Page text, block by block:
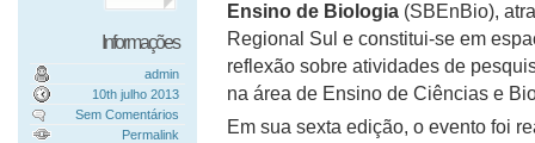
Ensino de Biologia (SBEnBio),
Regional Sul e constitui‐se em
reflexão sobre atividades de
na área de Ensino de Ciências e
Em sua sexta edição, o evento foi
Informações
admin
10th julho 2013
Sem Comentários
Permalink